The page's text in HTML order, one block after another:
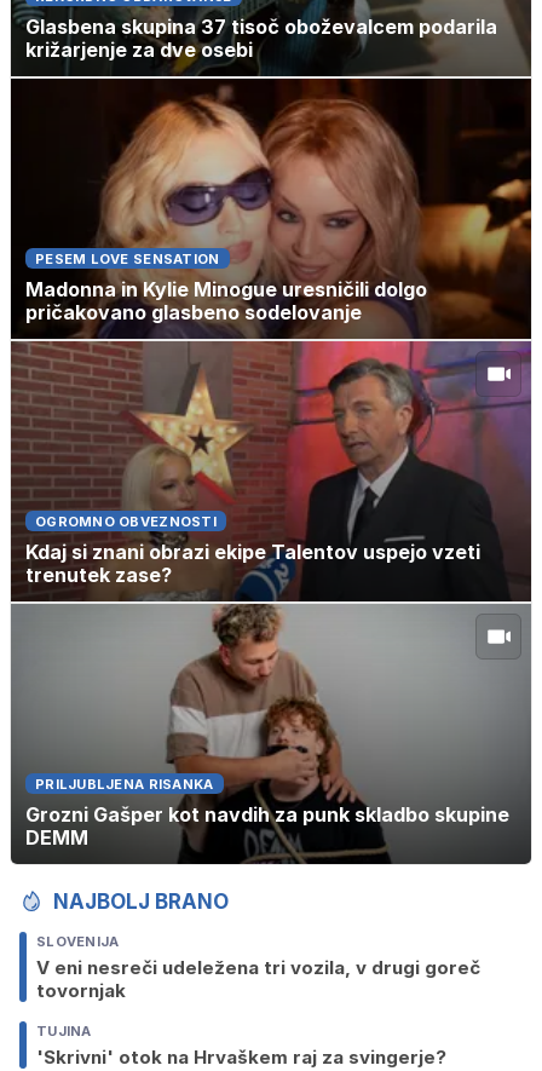
Glasbena skupina 37 tisoč oboževalcem podarila
križarjenje za dve osebi
PESEM LOVE SENSATION
Madonna in Kylie Minogue uresničili dolgo
pričakovano glasbeno sodelovanje
OGROMNO OBVEZNOSTI
Kdaj si znani obrazi ekipe Talentov uspejo vzeti
trenutek zase?
PRILJUBLJENA RISANKA
Grozni Gašper kot navdih za punk skladbo skupine
DEMM
NAJBOLJ BRANO
SLOVENIJA
V eni nesreči udeležena tri vozila, v drugi goreč
tovornjak
TUJINA
'Skrivni' otok na Hrvaškem raj za svingerje?